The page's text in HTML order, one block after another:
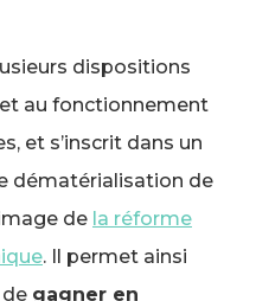
dispositions
au fonctionnement
et s’inscrit dans un
dématérialisation de
de la réforme
. Il permet ainsi
gagner en